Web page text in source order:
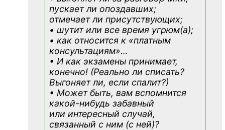
пускает ли опоздавших;
отмечает ли присутствующих;
• шутит или все время угрюм(а);
• как относится к «платным
консультациям»…
• И как экзамены принимает,
конечно! (Реально ли списать?
Выгоняет ли, если спалит?)
• Может быть, вам вспомнится
какой-нибудь забавный
или интересный случай,
связанный с ним (с ней)?